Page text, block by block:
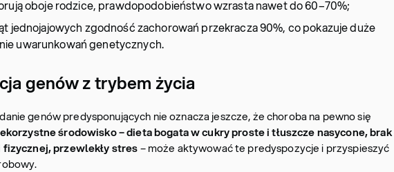
oboje rodzice, prawdopodobieństwo wzrasta nawet do 60–70%;
jednojajowych zgodność zachorowań przekracza 90%, co pokazuje duże
uwarunkowań genetycznych.
genów z trybem życia
genów predysponujących nie oznacza jeszcze, że choroba na pewno się
środowisko – dieta bogata w cukry proste i tłuszcze nasycone, brak
przewlekły stres– może aktywować te predyspozycje i przyspieszyć